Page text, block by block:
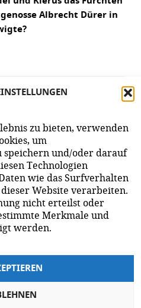
zu bieten, verwenden
um
speichern und/oder darauf
Technologien
wie das Surfverhalten
Website verarbeiten.
nicht erteilst oder
Merkmale und
werden.
Albrecht Dürer in
RÄTSELS
NÄCHSTER BEITRAG